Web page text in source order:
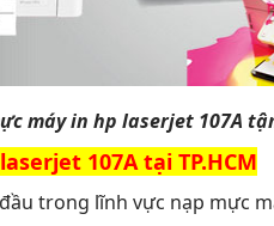
máy in hp laserjet 107A
107A tại TP.HCM
trong lĩnh vực nạp mực